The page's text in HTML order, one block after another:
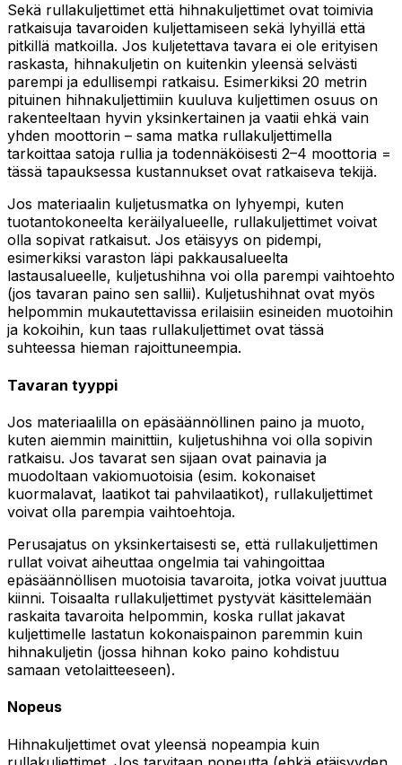
Sekä rullakuljettimet että hihnakuljettimet ovat toimivia
ratkaisuja tavaroiden kuljettamiseen sekä lyhyillä että
pitkillä matkoilla. Jos kuljetettava tavara ei ole erityisen
raskasta, hihnakuljetin on kuitenkin yleensä selvästi
parempi ja edullisempi ratkaisu. Esimerkiksi 20 metrin
pituinen hihnakuljettimiin kuuluva kuljettimen osuus on
rakenteeltaan hyvin yksinkertainen ja vaatii ehkä vain
yhden moottorin – sama matka rullakuljettimella
tarkoittaa satoja rullia ja todennäköisesti 2–4 moottoria =
tässä tapauksessa kustannukset ovat ratkaiseva tekijä.
Jos materiaalin kuljetusmatka on lyhyempi, kuten
tuotantokoneelta keräilyalueelle, rullakuljettimet voivat
olla sopivat ratkaisut. Jos etäisyys on pidempi,
esimerkiksi varaston läpi pakkausalueelta
lastausalueelle, kuljetushihna voi olla parempi vaihtoehto
(jos tavaran paino sen sallii). Kuljetushihnat ovat myös
helpommin mukautettavissa erilaisiin esineiden muotoihin
ja kokoihin, kun taas rullakuljettimet ovat tässä
suhteessa hieman rajoittuneempia.
Tavaran tyyppi
Jos materiaalilla on epäsäännöllinen paino ja muoto,
kuten aiemmin mainittiin, kuljetushihna voi olla sopivin
ratkaisu. Jos tavarat sen sijaan ovat painavia ja
muodoltaan vakiomuotoisia (esim. kokonaiset
kuormalavat, laatikot tai pahvilaatikot), rullakuljettimet
voivat olla parempia vaihtoehtoja.
Perusajatus on yksinkertaisesti se, että rullakuljettimen
rullat voivat aiheuttaa ongelmia tai vahingoittaa
epäsäännöllisen muotoisia tavaroita, jotka voivat juuttua
kiinni. Toisaalta rullakuljettimet pystyvät käsittelemään
raskaita tavaroita helpommin, koska rullat jakavat
kuljettimelle lastatun kokonaispainon paremmin kuin
hihnakuljetin (jossa hihnan koko paino kohdistuu
samaan vetolaitteeseen).
Nopeus
Hihnakuljettimet ovat yleensä nopeampia kuin